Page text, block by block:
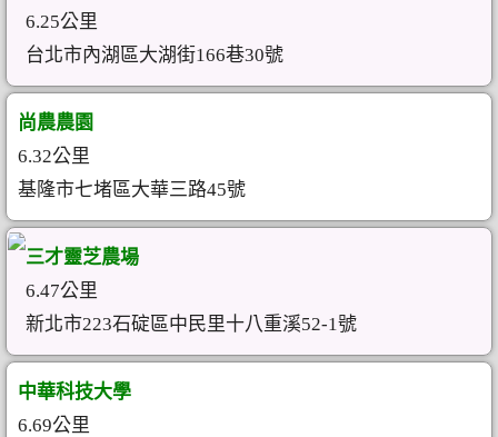
6.25公里
台北市內湖區大湖街166巷30號
尚農農園
6.32公里
基隆市七堵區大華三路45號
三才靈芝農場
6.47公里
新北市223石碇區中民里十八重溪52-1號
中華科技大學
6.69公里